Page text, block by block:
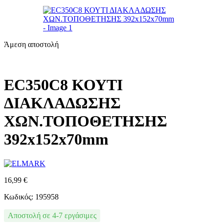
Άμεση αποστολή
EC350C8 ΚΟΥΤΙ
ΔΙΑΚΛΑΔΩΣΗΣ
ΧΩΝ.ΤΟΠΟΘΕΤΗΣΗΣ
392x152x70mm
16,99 €
Κωδικός: 195958
Αποστολή σε 4-7 εργάσιμες